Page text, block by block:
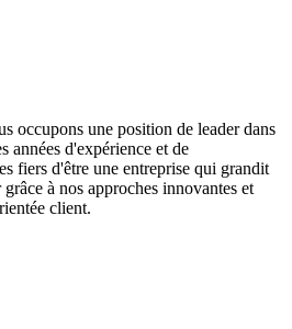
occupons une position de leader dans
années d'expérience et de
fiers d'être une entreprise qui grandit
à nos approches innovantes et
client.